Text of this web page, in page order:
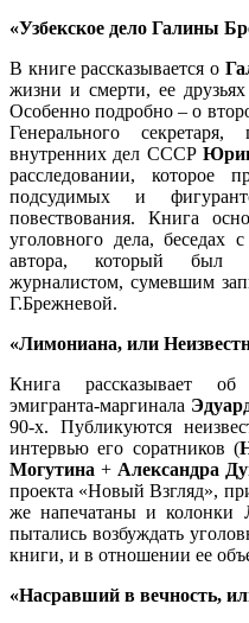
«Узбекское дело Галины
В книге рассказывается о
жизни и смерти, ее
Особенно подробно – о
Генерального
внутренних дел СССР
расследовании, которое
подсудимых и
повествования. Книга
уголовного дела, беседах
автора, который был
журналистом, сумевшим
Г.Брежневой.
«Лимониана, или
Книга рассказывает об
эмигранта-маргинала
90-х. Публикуются
интервью его соратников (
Могутина + Александра
проекта «Новый Взгляд»,
же напечатаны и колонки
пытались возбуждать
книги, и в отношении ее
«Насравший в вечность,